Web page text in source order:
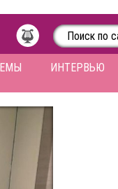
ИНТЕРВЬЮ